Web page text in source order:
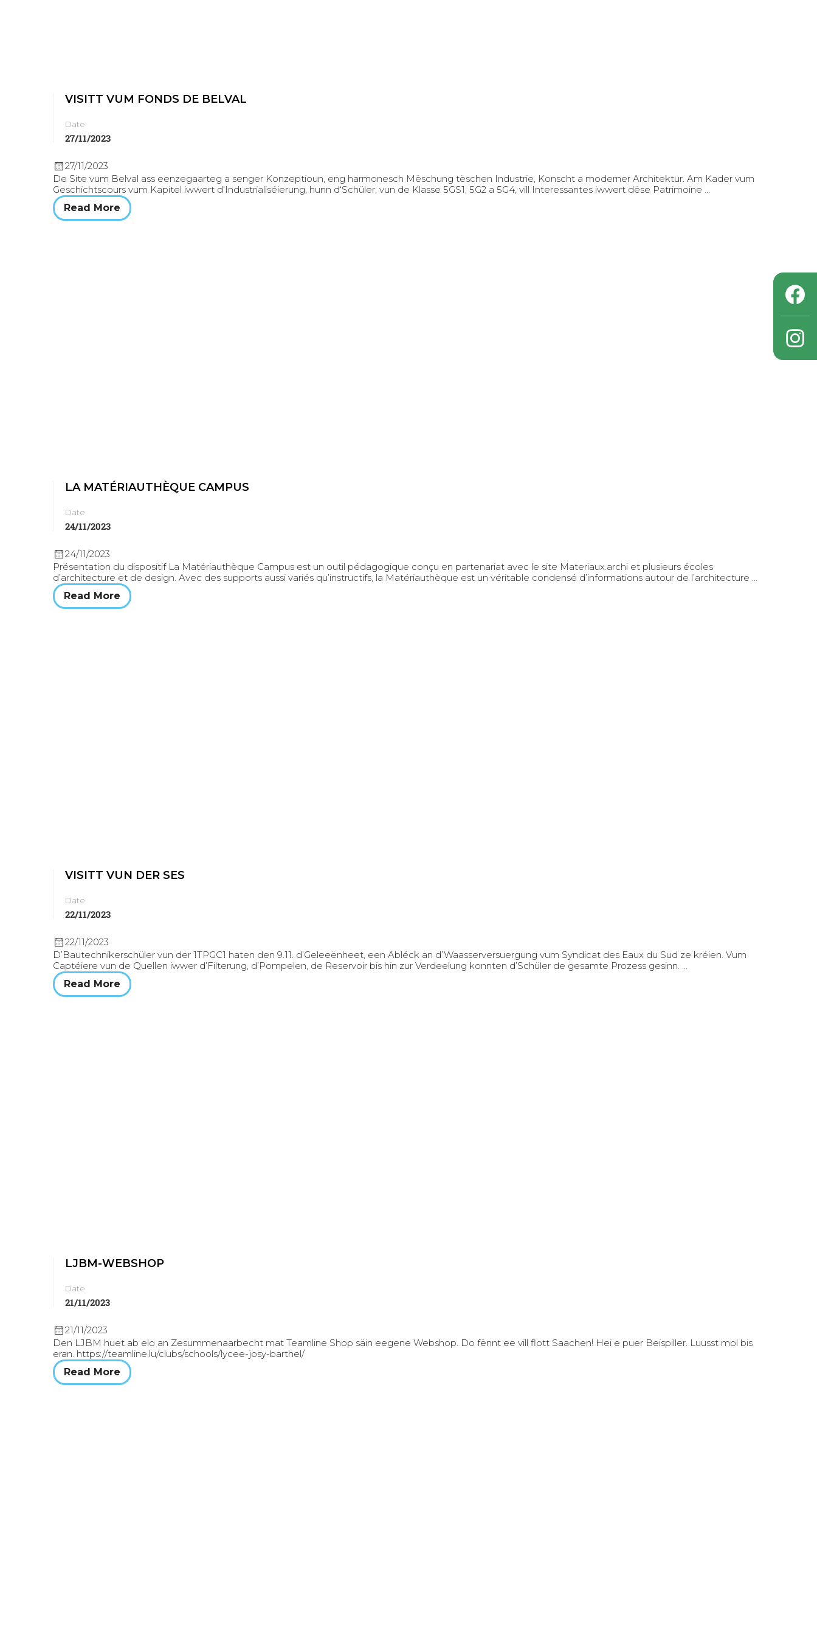
VISITT VUM FONDS DE BELVAL
Date
27/11/2023
27/11/2023
De Site vum Belval ass eenzegaarteg a senger Konzeptioun, eng harmonesch Mëschung tëschen Industrie, Konscht a moderner Architektur. Am Kader vum
Geschichtscours vum Kapitel iwwert d‘Industrialiséierung, hunn d‘Schüler, vun de Klasse 5GS1, 5G2 a 5G4, vill Interessantes iwwert dëse Patrimoine …
Read More
LA MATÉRIAUTHÈQUE CAMPUS
Date
24/11/2023
24/11/2023
Présentation du dispositif La Matériauthèque Campus est un outil pédagogique conçu en partenariat avec le site Materiaux.archi et plusieurs écoles
d’architecture et de design. Avec des supports aussi variés qu’instructifs, la Matériauthèque est un véritable condensé d’informations autour de l’architecture …
Read More
VISITT VUN DER SES
Date
22/11/2023
22/11/2023
D’Bautechnikerschüler vun der 1TPGC1 haten den 9.11. d’Geleeënheet, een Abléck an d’Waasserversuergung vum Syndicat des Eaux du Sud ze kréien. Vum
Captéiere vun de Quellen iwwer d’Filterung, d’Pompelen, de Reservoir bis hin zur Verdeelung konnten d’Schüler de gesamte Prozess gesinn. …
Read More
LJBM-WEBSHOP
Date
21/11/2023
21/11/2023
Den LJBM huet ab elo an Zesummenaarbecht mat Teamline Shop säin eegene Webshop. Do fënnt ee vill flott Saachen! Hei e puer Beispiller. Luusst mol bis
eran. https://teamline.lu/clubs/schools/lycee-josy-barthel/
Read More